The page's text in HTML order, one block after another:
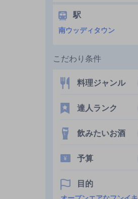
駅
南ウッディタウン
こだわり条件
料理ジャンル
達人ランク
飲みたいお酒
予算
目的